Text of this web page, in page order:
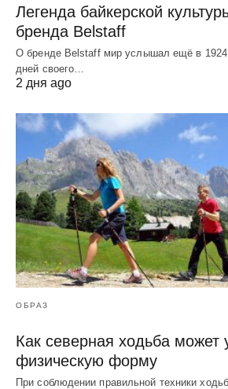
Легенда байкерской
бренда Belstaff
О бренде Belstaff мир услышал ещё в
дней своего…
2 дня ago
ОБРАЗ
Как северная ходьба может
физическую форму
При соблюдении правильной техники